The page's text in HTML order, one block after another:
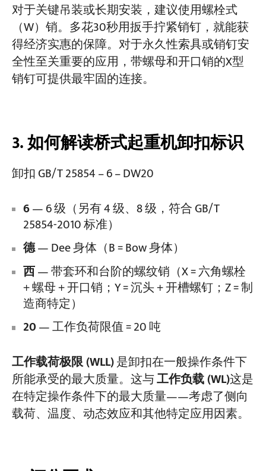
对于关键吊装或长期安装，建议使用螺栓式
（W）销。多花30秒用扳手拧紧销钉，就能获
得经济实惠的保障。对于永久性索具或销钉安
全性至关重要的应用，带螺母和开口销的X型
销钉可提供最牢固的连接。
3. 如何解读桥式起重机卸扣标识
卸扣 GB/T 25854 – 6 – DW20
6— 6 级（另有 4 级、8 级，符合 GB/T
25854-2010 标准）
德— Dee 身体（B = Bow 身体）
西— 带套环和台阶的螺纹销（X = 六角螺栓
+ 螺母 + 开口销；Y = 沉头 + 开槽螺钉；Z = 制
造商特定）
20— 工作负荷限值 = 20 吨
工作载荷极限 (WLL)是卸扣在一般操作条件下
所能承受的最大质量。这与工作负载 (WL)这是
在特定操作条件下的最大质量——考虑了侧向
载荷、温度、动态效应和其他特定应用因素。